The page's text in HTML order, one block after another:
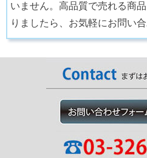
いません。高品質で売れる商
りましたら、お気軽にお問い合